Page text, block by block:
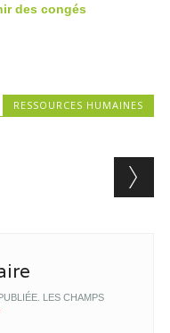
des congés
RESSOURCES HUMAINES
LES CHAMPS